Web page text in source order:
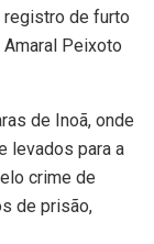
registro de furto
Peixoto
de Inoã, onde
levados para a
crime de
de prisão,